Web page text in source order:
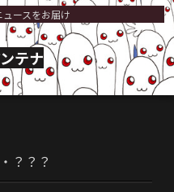
ースをお届け
テナ
？？？